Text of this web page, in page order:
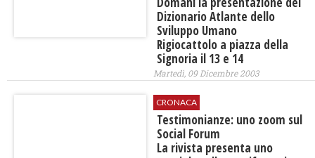
Dizionario Atlante dello
Sviluppo Umano
Rigiocattolo a piazza della
Signoria il 13 e 14
Martedì, 09 Dicembre 2003
CRONACA
Testimonianze: uno zoom sul
Social Forum
La rivista presenta uno